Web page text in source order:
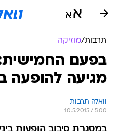
תרבות/מוזיקה
בפעם
מגיעה להופעה
וואלה תרבות
10.5.2015 / 5:00